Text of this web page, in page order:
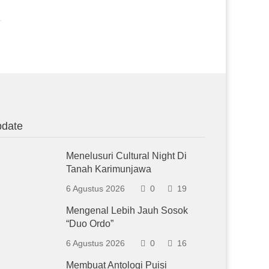
Menelusuri Cultural Night Di
Tanah Karimunjawa
6 Agustus 2026 0 19
Mengenal Lebih Jauh Sosok
“Duo Ordo”
6 Agustus 2026 0 16
Membuat Antologi Puisi